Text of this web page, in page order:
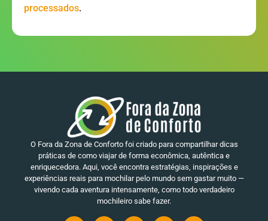
processados.
O Fora da Zona de Conforto foi criado para compartilhar dicas
práticas de como viajar de forma econômica, autêntica e
enriquecedora. Aqui, você encontra estratégias, inspirações e
experiências reais para mochilar pelo mundo sem gastar muito —
vivendo cada aventura intensamente, como todo verdadeiro
mochileiro sabe fazer.